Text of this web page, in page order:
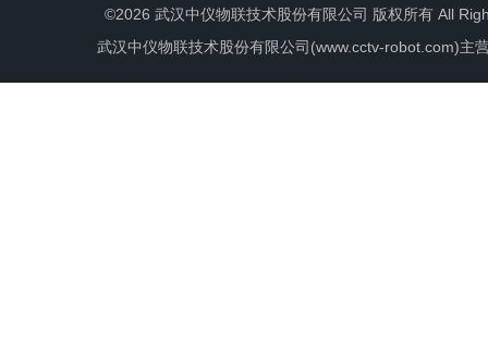
©2026 武汉中仪物联技术股份有限公司 版权所有 All
武汉中仪物联技术股份有限公司(www.cctv-robot.com)主